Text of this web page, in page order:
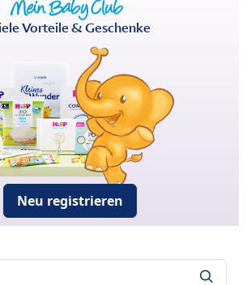
Vorteile & Geschenke
Neu registrieren